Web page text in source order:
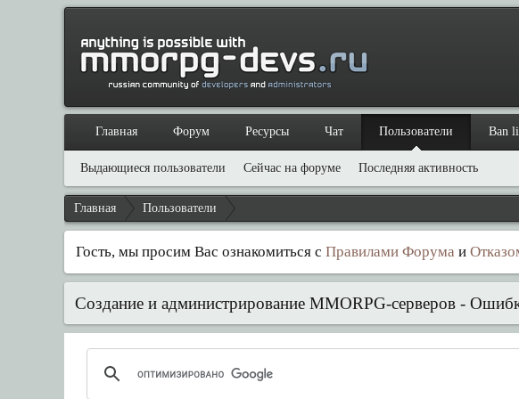
Главная Пользователи
Гость, мы просим Вас ознакомиться сПравилами Форума и
Создание и администрирование MMORPG-серверов -
Главная Форум Ресурсы Чат Пользователи
Выдающиеся пользователи Сейчас на форуме Последняя активность
Ban